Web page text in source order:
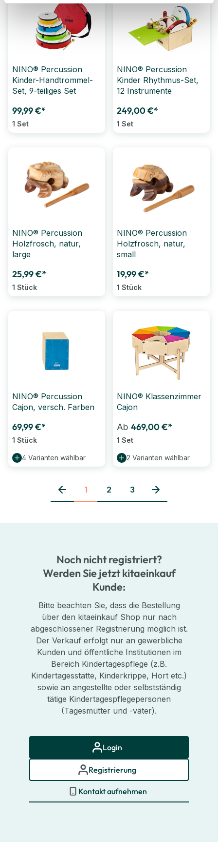
NINO® Percussion
Kinder-Handtrommel-
Set, 9-teiliges Set
99,99 €*
1 Set
NINO® Percussion
Kinder Rhythmus-Set,
12 Instrumente
249,00 €*
1 Set
NINO® Percussion
Holzfrosch, natur,
large
25,99 €*
1 Stück
NINO® Percussion
Holzfrosch, natur,
small
19,99 €*
1 Stück
NINO® Percussion
Cajon, versch. Farben
69,99 €*
1 Stück
4 Varianten wählbar
NINO® Klassenzimmer
Cajon
Ab 469,00 €*
1 Set
2 Varianten wählbar
Seite
1 Seite
2 Seite
3
Noch nicht registriert?
Werden Sie jetzt kitaeinkauf
Kunde:
Bitte beachten Sie, dass die Bestellung
über den kitaeinkauf Shop nur nach
abgeschlossener Registrierung möglich ist.
Der Verkauf erfolgt nur an gewerbliche
Kunden und öffentliche Institutionen im
Bereich Kindertagespflege (z.B.
Kindertagesstätte, Kinderkrippe, Hort etc.)
sowie an angestellte oder selbstständig
tätige Kindertagespflegepersonen
(Tagesmütter und -väter).
Login
Registrierung
Kontakt aufnehmen